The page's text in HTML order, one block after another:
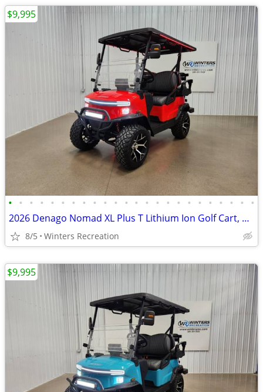
• • • • • • • • • • • • • • • • • • • • • • • •
2026 Denago Nomad XL Plus T Lithium Ion Golf Cart, Scarlet
8/5 Winters Recreation
$9,995
$9,995